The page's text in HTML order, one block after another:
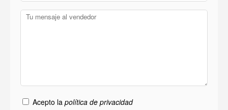
Acepto la política de privacidad